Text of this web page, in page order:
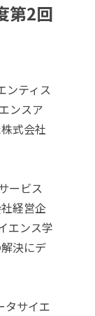
第2回
ンティス
ンスア
式会社
ービス
経営企
エンス学
決にデ
タサイエ